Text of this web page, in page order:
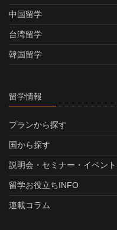
中国留学
台湾留学
韓国留学
留学情報
プランから探す
国から探す
説明会・セミナー・イベント
留学お役立ちINFO
連載コラム